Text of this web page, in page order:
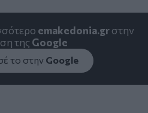
emakedonia.grστην
της Google
το στην Google